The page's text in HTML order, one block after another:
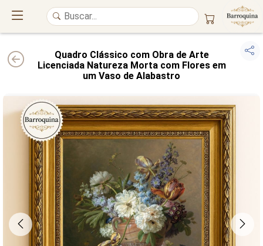
UM ATELIÊ 100% FINE ART
Trazemos a imponência dasmaiores obras de arte do mundopara o
alto padrão da sua casa. Nosso acervo reúne a genialidade de
grandes
pintores renomados, resgatandoartes reaise o requinte inconfundível
das obras doséculo XIX. Produção artesanal emCanvas 100% Algodão
molduras emMadeira Maciçae impressão com Pigmentação Mineral
Quadro Clássico com Obra de Arte
Licenciada Natureza Morta com Flores em
um Vaso de Alabastro